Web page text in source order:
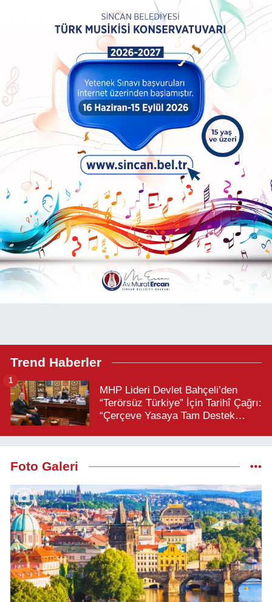
Trend Haberler
MHP Lideri Devlet Bahçeli’den
“Terörsüz Türkiye” İçin Tarihî Çağrı:
“Çerçeve Yasaya Tam Destek
1
Foto Galeri